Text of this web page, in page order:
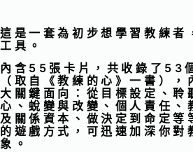
這是一套為初步想學習教練者
工具。
內含55張卡片，共收錄了53
（取自《教練的心》一書）
大關鍵面向：從目標設定、聆
心、蛻變與改變、個人責任、
及關係資本、做決定到命定等
的遊戲方式，可迅速加深你對
象。